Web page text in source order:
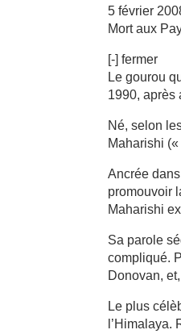
5 février
Mort aux
[-] fermer
Le gourou
1990, après
Né, selon
Maharishi
Ancrée
promouvoir
Maharishi
Sa parole
compliqué.
Donovan,
Le plus